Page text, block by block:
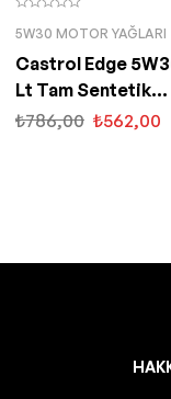
5W30 MOTOR YAĞLARI
Castrol Edge
Lt Tam Sentetik
Partiküllü Motor
₺786,00 ₺562,00